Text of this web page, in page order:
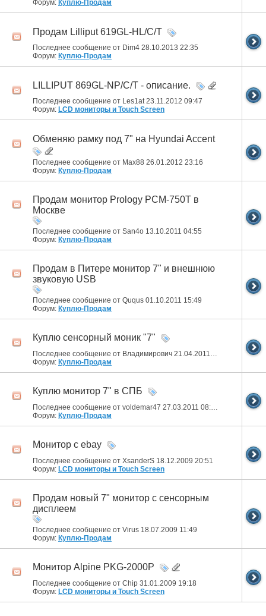
Форум: Куплю-Продам
Продам Lilliput 619GL-HL/C/T
Последнее сообщение от Dim4 28.10.2013 22:35
Форум: Куплю-Продам
LILLIPUT 869GL-NP/C/T - описание.
Последнее сообщение от Les1at 23.11.2012 09:47
Форум: LCD мониторы и Touch Screen
Обменяю рамку под 7" на Hyundai Accent
Последнее сообщение от Max88 26.01.2012 23:16
Форум: Куплю-Продам
Продам монитор Prology PCM-750T в
Москве
Последнее сообщение от San4o 13.10.2011 04:55
Форум: Куплю-Продам
Продам в Питере монитор 7" и внешнюю
звуковую USB
Последнее сообщение от Ququs 01.10.2011 15:49
Форум: Куплю-Продам
Куплю сенсорный моник "7"
Последнее сообщение от Владимирович 21.04.201117:46
Форум: Куплю-Продам
Куплю монитор 7" в СПБ
Последнее сообщение от voldemar47 27.03.2011 08:23
Форум: Куплю-Продам
Монитор с ebay
Последнее сообщение от XsanderS 18.12.2009 20:51
Форум: LCD мониторы и Touch Screen
Продам новый 7" монитор с сенсорным
дисплеем
Последнее сообщение от Virus 18.07.2009 11:49
Форум: Куплю-Продам
Монитор Alpine PKG-2000P
Последнее сообщение от Chip 31.01.2009 19:18
Форум: LCD мониторы и Touch Screen